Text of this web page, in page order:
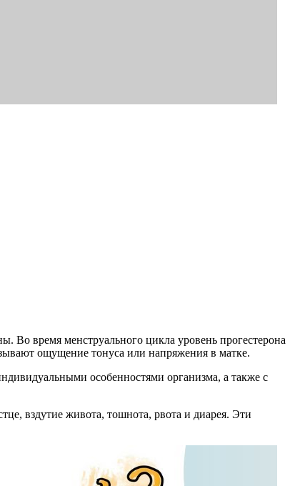
Во время менструального цикла уровень прогестерона
ощущение тонуса или напряжения в матке.
особенностями организма, а также с
вздутие живота, тошнота, рвота и диарея. Эти